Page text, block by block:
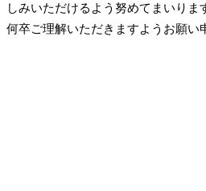
しみいただけるよう努めてまいりま
何卒ご理解いただきますようお願い